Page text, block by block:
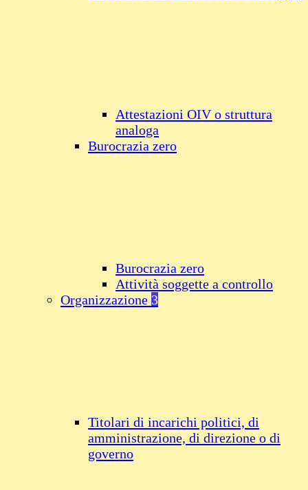
Attestazioni OIV o struttura
analoga
Burocrazia zero
Burocrazia zero
Attività soggette a controllo
Organizzazione 3
Titolari di incarichi politici, di
amministrazione, di direzione o di
governo